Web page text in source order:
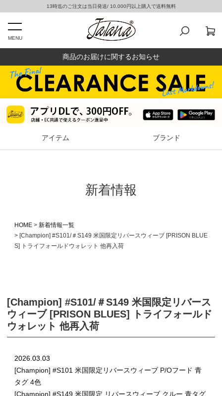
13時迄のご注文は当日発送/ 10,000円以上購入で送料無料
MENU
商品のお届けに関するお知らせ
アイテム ブランド
新着情報
HOME
新着情報一覧
[Champion] #S101/＃S149 米国限定リバースウィーブ [PRISON BLUE
S] トライフォールドウォレット 他再入荷
[Champion] #S101/＃S149 米国限定リバース
ウィーブ [PRISON BLUES] トライフォールド
ウォレット 他再入荷
2026.03.03
[Champion] #S101 米国限定リバースウィーブ P/Oフード 青
タグ 4色
[Champion] #S149 米国限定 リバースウィーブ クルー 青タグ